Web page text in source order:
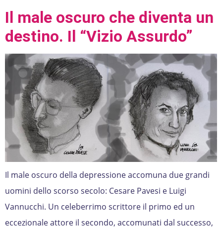
Il male oscuro che diventa un
destino. Il “Vizio Assurdo”
Il male oscuro della depressione accomuna due grandi
uomini dello scorso secolo: Cesare Pavesi e Luigi
Vannucchi. Un celeberrimo scrittore il primo ed un
eccezionale attore il secondo, accomunati dal successo,